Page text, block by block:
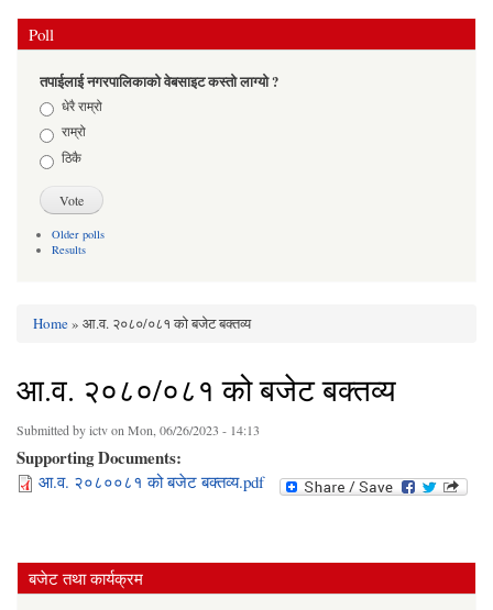
Poll
तपाईलाई नगरपालिकाको वेबसाइट कस्तो लाग्यो ?
Choicesधेरै राम्रो
राम्रो
ठिकै
Older polls
Results
Home» आ.व. २०८०/०८१ को बजेट बक्तव्य
आ.व. २०८०/०८१ को बजेट बक्तव्य
Submitted byictvon Mon, 06/26/2023 - 14:13
Supporting Documents:
आ.व. २०८००८१ को बजेट बक्तव्य.pdf
बजेट तथा कार्यक्रम